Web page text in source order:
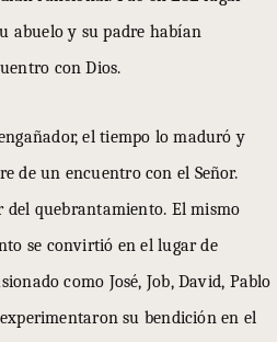
abuelo y su padre habían
con Dios.
el tiempo lo maduró y
de un encuentro con el Señor.
del quebrantamiento. El mismo
se convirtió en el lugar de
como José, Job, David, Pablo
experimentaron su bendición en el